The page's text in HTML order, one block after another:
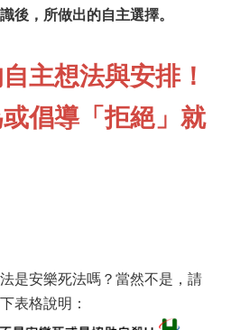
後，所做出的自主選擇。
主想法與安排！
倡導「拒絕」就
是安樂死法嗎？當然不是，請
表格說明：